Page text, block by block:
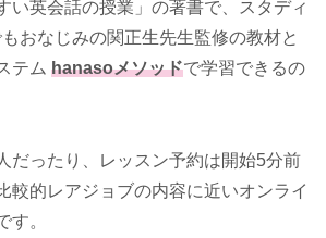
い英会話の授業」の著書で、スタディ
おなじみの関正生先生監修の教材と
テム hanasoメソッドで学習できるの
だったり、レッスン予約は開始5分前
較的レアジョブの内容に近いオンライ
す。